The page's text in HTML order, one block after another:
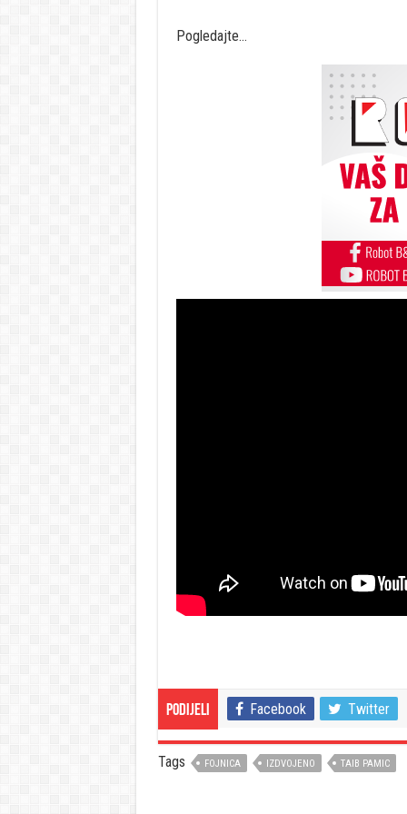
Pogledajte…
Podijeli Facebook Twitter
Tags FOJNICA IZDVOJENO TAIB PAMIC